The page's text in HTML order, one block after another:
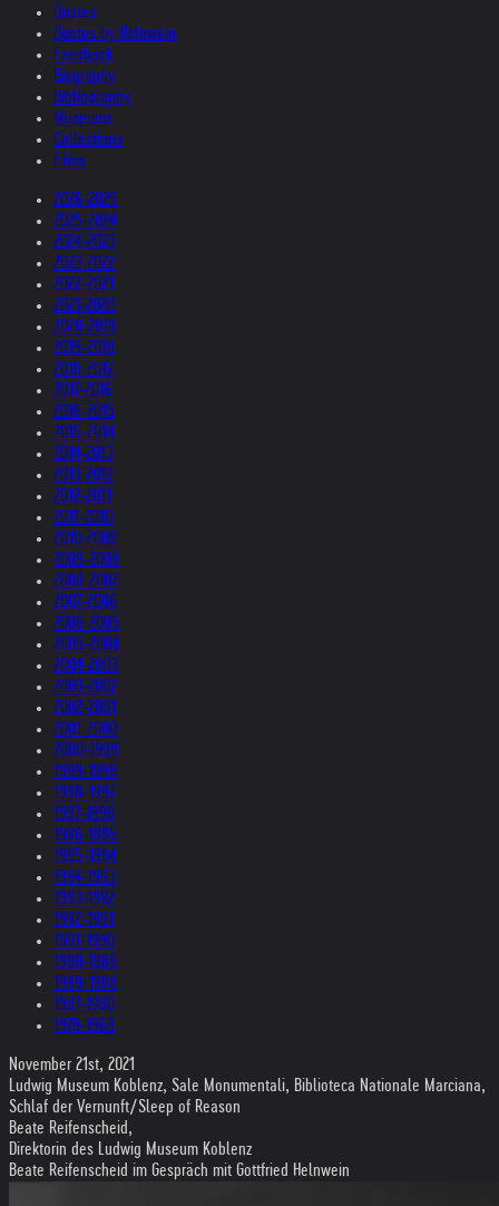
Quotes
Quotes by Helnwein
Feedback
Biography
Bibliography
Museums
Collections
Films
2026-2025
2025-2024
2024-2023
2023-2022
2022-2021
2021-2020
2020-2019
2019-2018
2018-2017
2017-2016
2016-2015
2015-2014
2014-2013
2013-2012
2012-2011
2011-2010
2010-2009
2009-2008
2008-2007
2007-2006
2006-2005
2005-2004
2004-2003
2003-2002
2002-2001
2001-2000
2000-1999
1999-1998
1998-1997
1997-1996
1996-1995
1995-1994
1994-1993
1993-1992
1992-1991
1991-1990
1990-1989
1989-1988
1987-1980
1979-1969
November 21st, 2021
Ludwig Museum Koblenz, Sale Monumentali, Biblioteca Nationale Marciana,
Schlaf der Vernunft/Sleep of Reason
Beate Reifenscheid,
Direktorin des Ludwig Museum Koblenz
Beate Reifenscheid im Gespräch mit Gottfried Helnwein